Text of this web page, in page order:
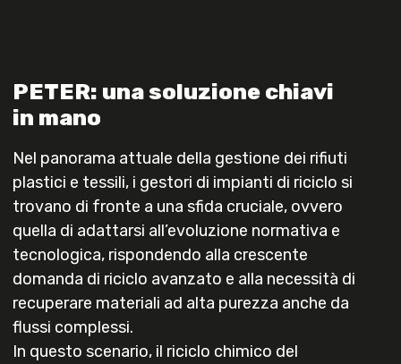
PETER: una soluzione chiavi
in mano
Nel panorama attuale della gestione dei rifiuti
plastici e tessili, i gestori di impianti di riciclo si
trovano di fronte a una sfida cruciale, ovvero
quella di adattarsi all’evoluzione normativa e
tecnologica, rispondendo alla crescente
domanda di riciclo avanzato e alla necessità di
recuperare materiali ad alta purezza anche da
flussi complessi.
In questo scenario, il riciclo chimico del